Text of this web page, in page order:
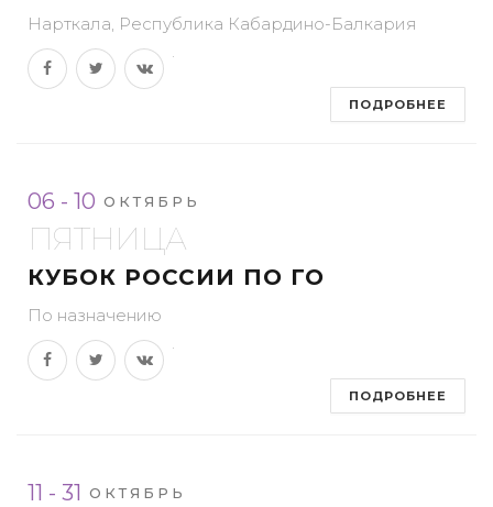
Нарткала, Республика Кабардино-Балкария
ПОДРОБНЕЕ
06 - 10 ОКТЯБРЬ
ПЯТНИЦА
КУБОК РОССИИ ПО ГО
По назначению
ПОДРОБНЕЕ
11 - 31 ОКТЯБРЬ